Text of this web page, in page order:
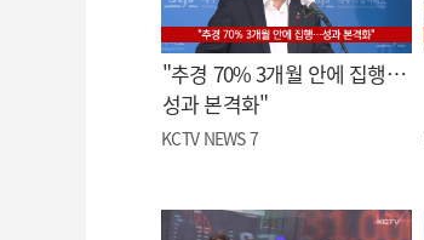
"추경 70% 3개월 안에 집행…
성과 본격화"
KCTV NEWS 7